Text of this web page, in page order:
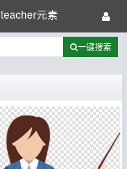
teacher元素
一键搜索